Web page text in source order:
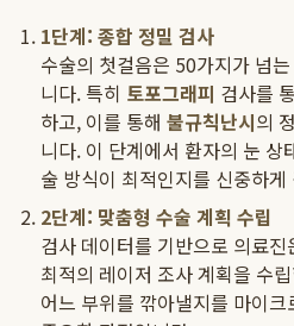
1단계: 종합 정밀 검사
수술의 첫걸음은 50가지가 넘
니다. 특히 토포그래피 검사를
하고, 이를 통해 불규칙난시의
니다. 이 단계에서 환자의 눈 상
술 방식이 최적인지를 신중하
2단계: 맞춤형 수술 계획 수립
검사 데이터를 기반으로 의료
최적의 레이저 조사 계획을 수
어느 부위를 깎아낼지를 마이